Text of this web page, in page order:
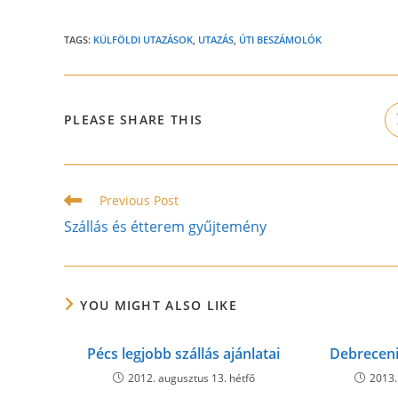
TAGS: KÜLFÖLDI UTAZÁSOK, UTAZÁS, ÚTI BESZÁMOLÓK
PLEASE SHARE THIS
Read
more
articles
Previous Post
Szállás és étterem gyűjtemény
YOU MIGHT ALSO LIKE
Pécs legjobb szállás ajánlatai
2012. augusztus 13. hétfő